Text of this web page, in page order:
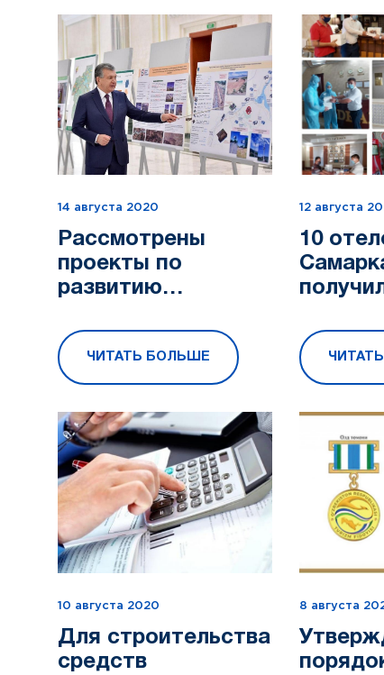
14 августа 2020
Рассмотрены
проекты по
развитию
инфраструктуры в
Бостанлыкском
районе
ЧИТАТЬ БОЛЬШЕ
12 августа
10
защиту
10 августа 2020
Для строительства
средств
8 августа